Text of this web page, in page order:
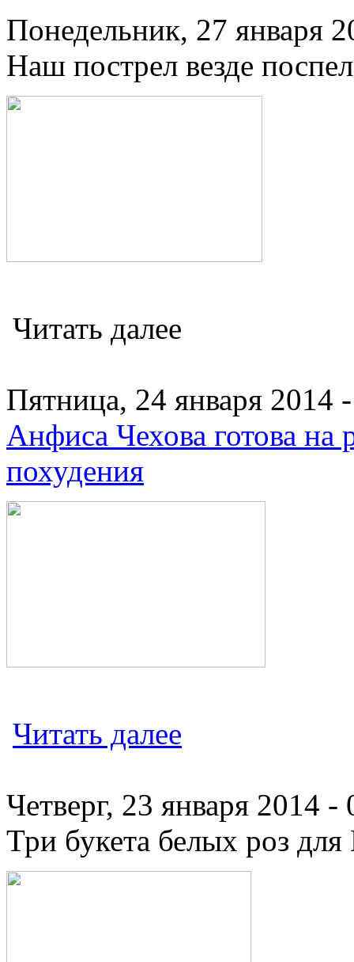
Понедельник, 27 января
Наш пострел везде
Читать далее
Пятница, 24 января 2014
Анфиса Чехова готова
похудения
Читать далее
Четверг, 23 января 2014 -
Три букета белых роз